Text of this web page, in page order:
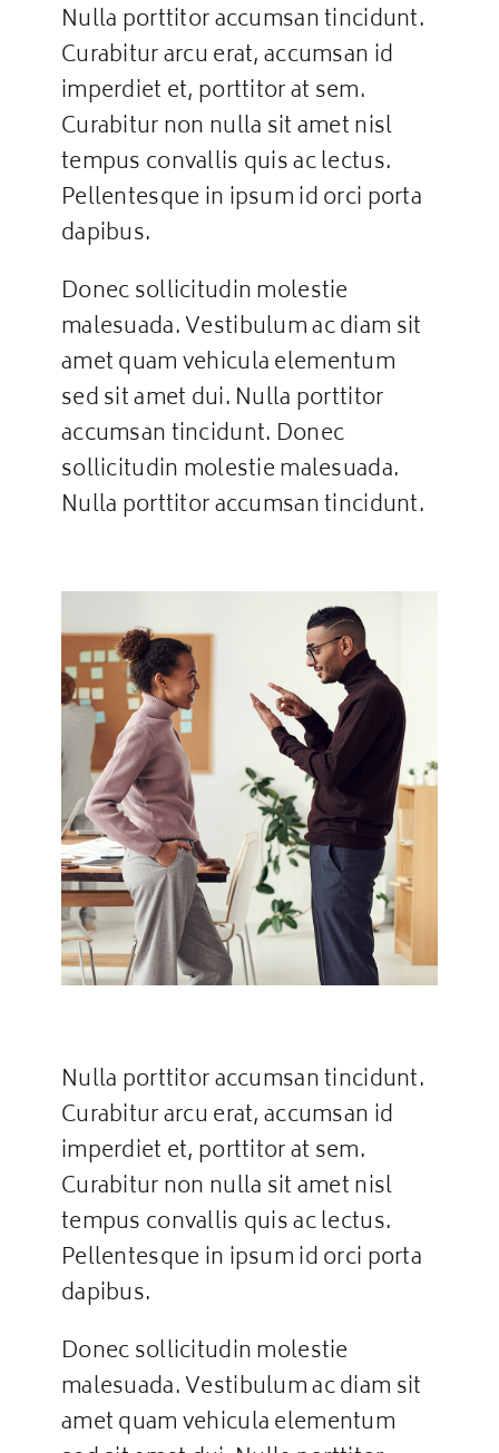
Nulla porttitor accumsan tincidunt.
Curabitur arcu erat, accumsan id
imperdiet et, porttitor at sem.
Curabitur non nulla sit amet nisl
tempus convallis quis ac lectus.
Pellentesque in ipsum id orci porta
dapibus.
Donec sollicitudin molestie
malesuada. Vestibulum ac diam sit
amet quam vehicula elementum
sed sit amet dui. Nulla porttitor
accumsan tincidunt. Donec
sollicitudin molestie malesuada.
Nulla porttitor accumsan tincidunt.
Nulla porttitor accumsan tincidunt.
Curabitur arcu erat, accumsan id
imperdiet et, porttitor at sem.
Curabitur non nulla sit amet nisl
tempus convallis quis ac lectus.
Pellentesque in ipsum id orci porta
dapibus.
Donec sollicitudin molestie
malesuada. Vestibulum ac diam sit
amet quam vehicula elementum